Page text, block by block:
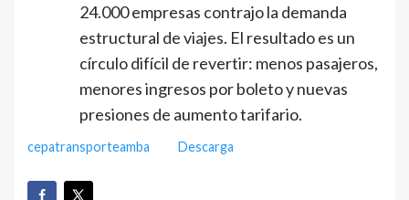
24.000 empresas contrajo la demanda
estructural de viajes. El resultado es un
círculo difícil de revertir: menos pasajeros,
menores ingresos por boleto y nuevas
presiones de aumento tarifario.
cepatransporteamba Descarga